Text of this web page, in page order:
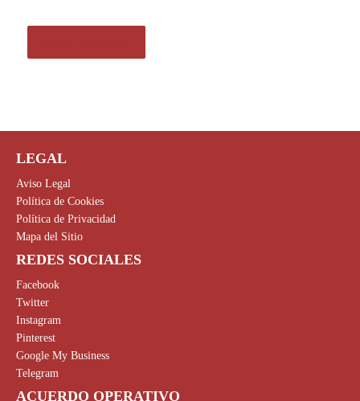
LEGAL
Aviso Legal
Política de Cookies
Política de Privacidad
Mapa del Sitio
REDES SOCIALES
Facebook
Twitter
Instagram
Pinterest
Google My Business
Telegram
ACUERDO OPERATIVO